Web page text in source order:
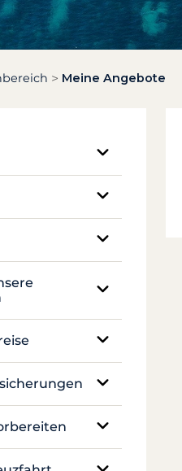
Meine Angebote
Kautionen